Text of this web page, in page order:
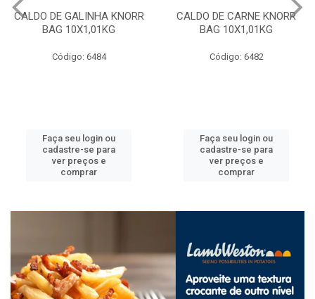
CALDO DE GALINHA KNORR
BAG 10X1,01KG
Código: 6484
Faça seu login ou
cadastre-se para
ver preços e
comprar
CALDO DE CARNE KNORR
BAG 10X1,01KG
Código: 6482
Faça seu login ou
cadastre-se para
ver preços e
comprar